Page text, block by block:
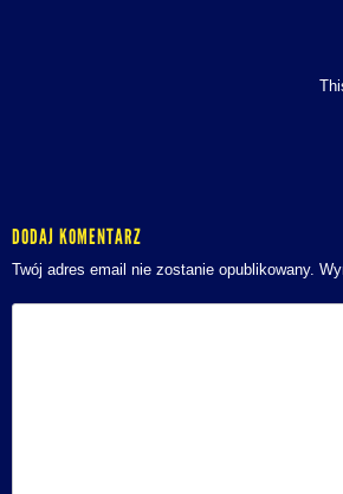
DODAJ KOMENTARZ
Twój adres email nie zostanie opublikowany.